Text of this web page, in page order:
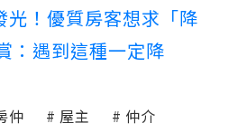
光！優質房客想求「降
：遇到這種一定降
仲 屋主 仲介